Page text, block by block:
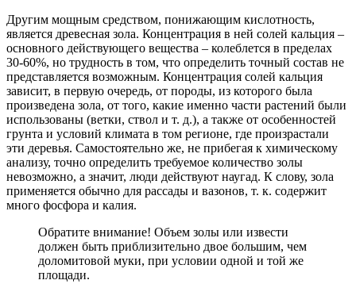
Другим мощным средством, понижающим кислотность,
является древесная зола. Концентрация в ней солей кальция –
основного действующего вещества – колеблется в пределах
30-60%, но трудность в том, что определить точный состав не
представляется возможным. Концентрация солей кальция
зависит, в первую очередь, от породы, из которого была
произведена зола, от того, какие именно части растений были
использованы (ветки, ствол и т. д.), а также от особенностей
грунта и условий климата в том регионе, где произрастали
эти деревья. Самостоятельно же, не прибегая к химическому
анализу, точно определить требуемое количество золы
невозможно, а значит, люди действуют наугад. К слову, зола
применяется обычно для рассады и вазонов, т. к. содержит
много фосфора и калия.
Обратите внимание! Объем золы или извести
должен быть приблизительно двое большим, чем
доломитовой муки, при условии одной и той же
площади.